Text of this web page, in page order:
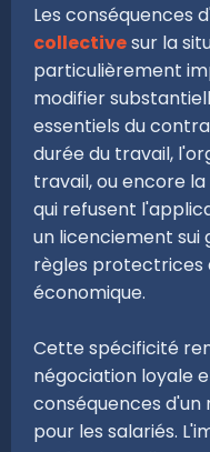
Les conséquences
collectivesur la
particulièrement
modifier
essentiels du
durée du travail,
travail, ou encore
qui refusent
un licenciement sui
règles protectrices
économique.
Cette spécificité
négociation loyale
conséquences
pour les salariés.